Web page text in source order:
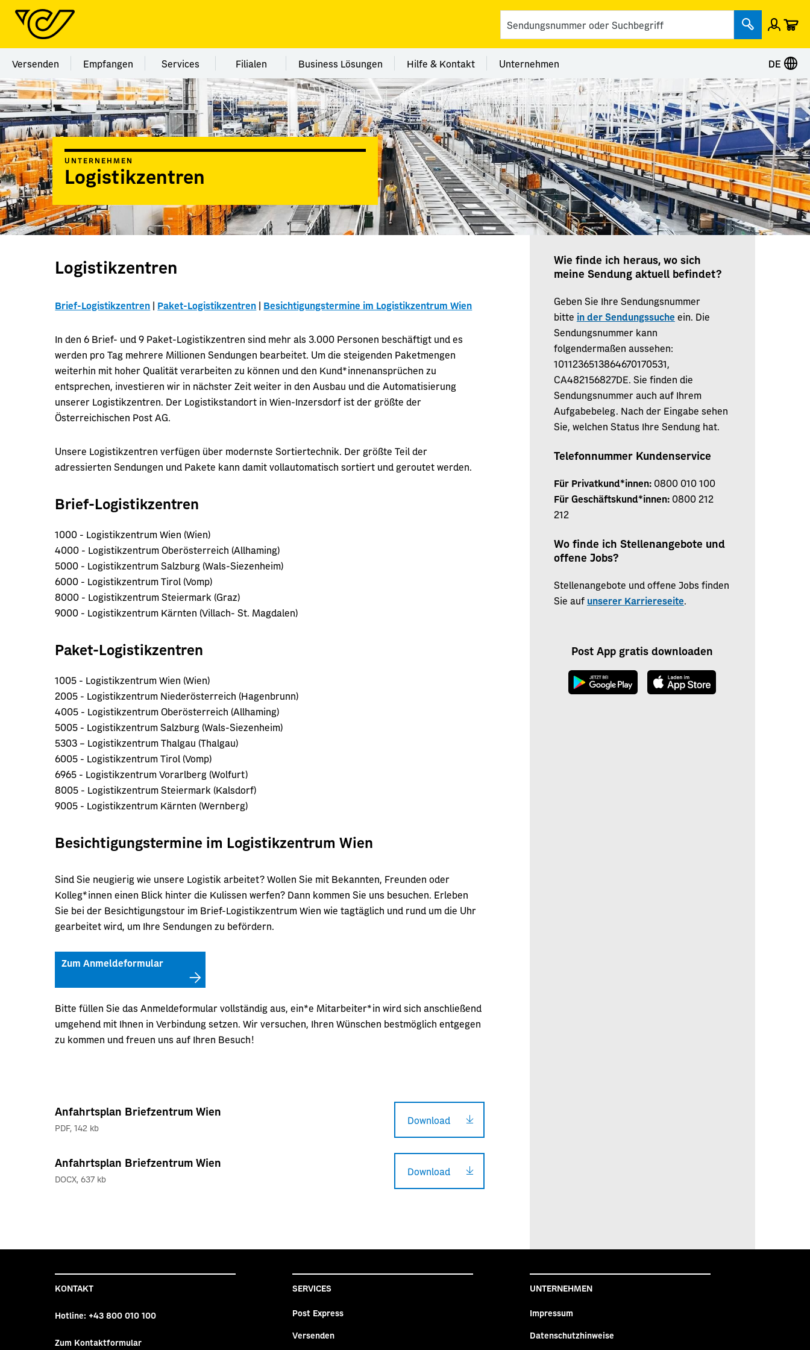
Suche
Menü Kategorie Versenden
Versenden Menü Kategorie Empfangen
Empfangen Menü Kategorie Services
Services Menü Kategorie Filialen
Filialen Menü Kategorie Business Lösungen
Business Lösungen Menü Kategorie Hilfe & Kontakt
Hilfe & Kontakt Menü Kategorie Unternehmen
Unternehmen DE
UNTERNEHMEN
Logistikzentren
Logistikzentren
Brief-Logistikzentren | Paket-Logistikzentren | Besichtigungstermine im Logistikzentrum Wien
In den 6 Brief- und 9 Paket-Logistikzentren sind mehr als 3.000 Personen beschäftigt und es
werden pro Tag mehrere Millionen Sendungen bearbeitet. Um die steigenden Paketmengen
weiterhin mit hoher Qualität verarbeiten zu können und den Kund*innenansprüchen zu
entsprechen, investieren wir in nächster Zeit weiter in den Ausbau und die Automatisierung
unserer Logistikzentren. Der Logistikstandort in Wien-Inzersdorf ist der größte der
Österreichischen Post AG.
Unsere Logistikzentren verfügen über modernste Sortiertechnik. Der größte Teil der
adressierten Sendungen und Pakete kann damit vollautomatisch sortiert und geroutet werden.
Brief-Logistikzentren
1000 - Logistikzentrum Wien (Wien)
4000 - Logistikzentrum Oberösterreich (Allhaming)
5000 - Logistikzentrum Salzburg (Wals-Siezenheim)
6000 - Logistikzentrum Tirol (Vomp)
8000 - Logistikzentrum Steiermark (Graz)
9000 - Logistikzentrum Kärnten (Villach- St. Magdalen)
Paket-Logistikzentren
1005 - Logistikzentrum Wien (Wien)
2005 - Logistikzentrum Niederösterreich (Hagenbrunn)
4005 - Logistikzentrum Oberösterreich (Allhaming)
5005 - Logistikzentrum Salzburg (Wals-Siezenheim)
5303 – Logistikzentrum Thalgau (Thalgau)
6005 - Logistikzentrum Tirol (Vomp)
6965 - Logistikzentrum Vorarlberg (Wolfurt)
8005 - Logistikzentrum Steiermark (Kalsdorf)
9005 - Logistikzentrum Kärnten (Wernberg)
Besichtigungstermine im Logistikzentrum Wien
Sind Sie neugierig wie unsere Logistik arbeitet? Wollen Sie mit Bekannten, Freunden oder
Kolleg*innen einen Blick hinter die Kulissen werfen? Dann kommen Sie uns besuchen. Erleben
Sie bei der Besichtigungstour im Brief-Logistikzentrum Wien wie tagtäglich und rund um die Uhr
gearbeitet wird, um Ihre Sendungen zu befördern.
Zum Anmeldeformular
Bitte füllen Sie das Anmeldeformular vollständig aus, ein*e Mitarbeiter*in wird sich anschließend
umgehend mit Ihnen in Verbindung setzen. Wir versuchen, Ihren Wünschen bestmöglich entgegen
zu kommen und freuen uns auf Ihren Besuch!
Anfahrtsplan Briefzentrum Wien
PDF,142 kb
Download
Anfahrtsplan Briefzentrum Wien
DOCX ,637 kb
Download
Wie finde ich heraus, wo sich
meine Sendung aktuell befindet?
Geben Sie Ihre Sendungsnummer
bitte inder Sendungssuche ein. Die
Sendungsnummer kann
folgendermaßen aussehen:
1011236513864670170531,
CA482156827DE. Sie finden die
Sendungsnummer auch auf Ihrem
Aufgabebeleg. Nach der Eingabe sehen
Sie, welchen Status Ihre Sendung hat.
Telefonnummer Kundenservice
Für Privatkund*innen:0800 010 100
Für Geschäftskund*innen:0800 212
212
Wo finde ich Stellenangebote und
offene Jobs?
Stellenangebote und offene Jobs finden
Sie auf unserer Karriereseite
Post App gratis downloaden
KONTAKT
Hotline: +43 800 010 100
Zum Kontaktformular
SERVICES
Post Express
Versenden
UNTERNEHMEN
Impressum
Datenschutzhinweise